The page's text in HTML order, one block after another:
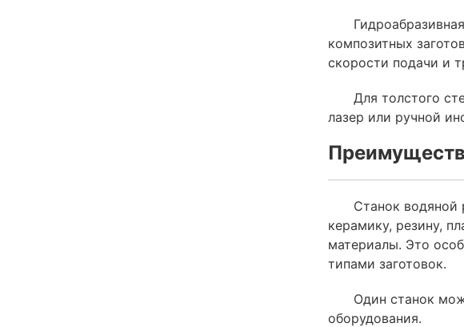
композитных
скорости подачи и
Для толстого
лазер или ручной
Станок водяной
керамику, резину,
материалы. Это
типами заготовок.
Один станок
оборудования.